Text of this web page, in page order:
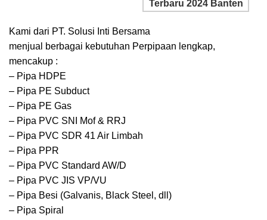
Kami dari PT. Solusi Inti Bersama
menjual berbagai kebutuhan Perpipaan lengkap,
mencakup :
– Pipa HDPE
– Pipa PE Subduct
– Pipa PE Gas
– Pipa PVC SNI Mof & RRJ
– Pipa PVC SDR 41 Air Limbah
– Pipa PPR
– Pipa PVC Standard AW/D
– Pipa PVC JIS VP/VU
– Pipa Besi (Galvanis, Black Steel, dll)
– Pipa Spiral